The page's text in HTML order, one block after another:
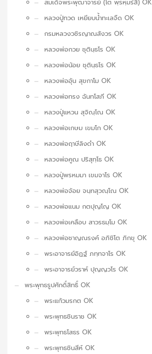
สมเด็จพระพุฒาจารย์ (โต พฺรหฺมรํสี) OK
หลวงปู่ทวด เหยียบน้ำทะเลจืด OK
กรมหลวงวชิรญาณสังวร OK
หลวงพ่อกวย ชุตินฺธโร OK
หลวงพ่อน้อย ชุตินฺธโร OK
หลวงพ่ออุ้น สุขกาโม OK
หลวงพ่อทรง ฉันทโสภี OK
หลวงปู่แหวน สุจิณฺโณ OK
หลวงพ่อเกษม เขมโก OK
หลวงพ่อฤาษีลิงดำ OK
หลวงพ่อคูณ ปริสุทฺโธ OK
หลวงปู่พรหมมา เขมจาโร OK
หลวงพ่อจ้อย จนฺทสุวณฺโณ OK
หลวงพ่อแนม กตปุญโญ OK
หลวงพ่อเคลือบ สาวรธมฺโม OK
หลวงพ่อชาญณรงค์ อภิชิโต ภิกขุ OK
พระอาจารย์อิฏฐ์ ภทฺทจาโร OK
พระอาจารย์วราห์ ปุญญวโร OK
พระพุทธรูปศักดิ์สิทธิ์ OK
พระแก้วมรกต OK
พระพุทธชินราช OK
พระพุทธโสธร OK
พระพุทธชินสีห์ OK